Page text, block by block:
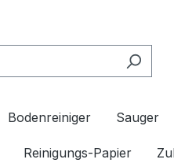
Bodenreiniger Sauger
Reinigungs-Papier